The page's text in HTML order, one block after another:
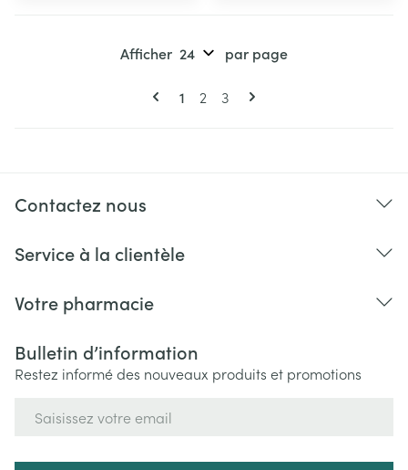
Pages
Vous lisez actuellement la page
1 Page
2 Page
3
Afficher par page
Contactez nous
Service à la clientèle
Votre pharmacie
Bulletin d’information
Restez informé des nouveaux produits et promotions